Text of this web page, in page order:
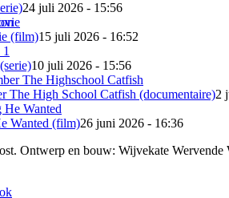
24 juli 2026 - 15:56
(film)15 juli 2026 - 16:52
10 juli 2026 - 15:56
The High School Catfish (documentaire)2
Wanted (film)26 juni 2026 - 16:36
Ontwerp en bouw: Wijvekate Wervende